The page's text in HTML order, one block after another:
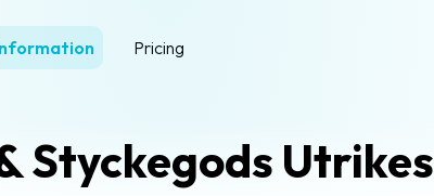
Pricing
Styckegods Utrikes